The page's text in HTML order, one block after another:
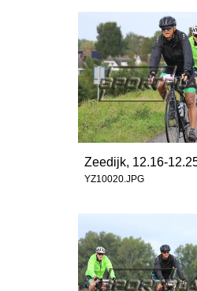
Zeedijk, 12.16-
YZ10020.JPG